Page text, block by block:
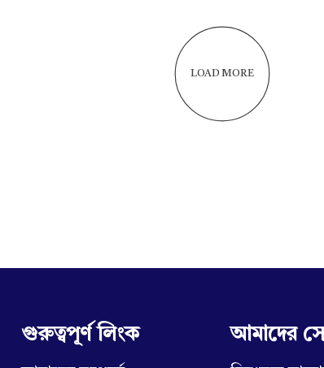
LOAD MORE
গুরুত্বপূর্ণ লিংক আমাদের